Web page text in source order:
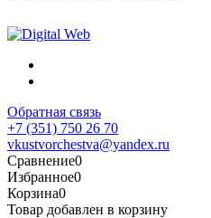
Обратная связь
+7 (351) 750 26 70
vkustvorchestva@yandex.ru
Сравнение0
Избранное0
Корзина0
Товар добавлен в корзину